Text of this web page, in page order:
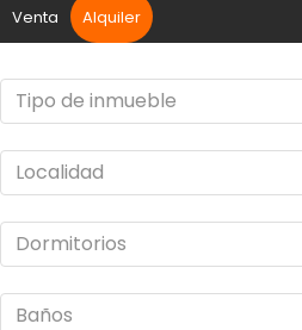
Venta Alquiler